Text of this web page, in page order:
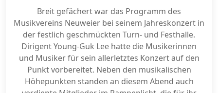
Breit gefächert war das Programm des
Musikvereins Neuweier bei seinem Jahreskonzert in
der festlich geschmückten Turn- und Festhalle.
Dirigent Young-Guk Lee hatte die Musikerinnen
und Musiker für sein allerletztes Konzert auf den
Punkt vorbereitet. Neben den musikalischen
Höhepunkten standen an diesem Abend auch